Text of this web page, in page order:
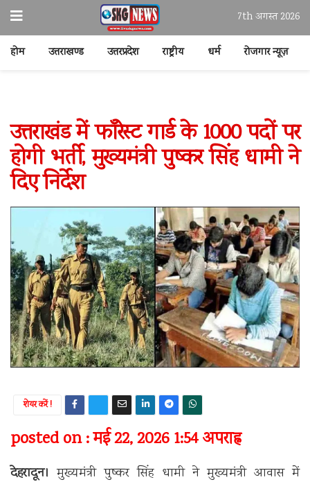
7th अगस्त 2026
होम उत्तराखण्ड उत्तरप्रदेश राष्ट्रीय धर्म रोजगार न्यूज़
उत्तराखंड में फॉरेस्ट गार्ड के 1000 पदों पर
होगी भर्ती, मुख्यमंत्री पुष्कर सिंह धामी ने
दिए निर्देश
शेयर करें !
posted on : मई 22, 2026 1:54 अपराह्न
देहरादून। मुख्यमंत्रीपुष्कर सिंह धामीने मुख्यमंत्री आवास में